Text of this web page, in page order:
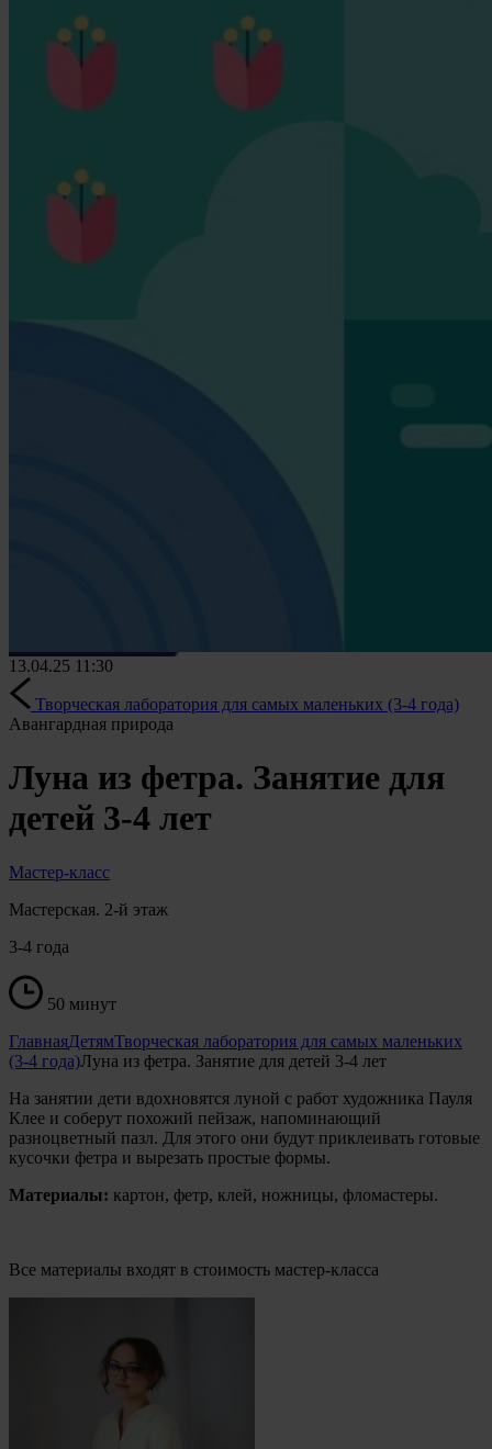
13.04.25 11:30
Творческая лаборатория для самых маленьких (3-4 года)
Авангардная природа
Луна из фетра. Занятие для
детей 3-4 лет
Мастер-класс
Мастерская. 2-й этаж
3-4 года
50 минут
ГлавнаяДетямТворческая лаборатория для самых маленьких
(3-4 года)Луна из фетра. Занятие для детей 3-4 лет
На занятии дети вдохновятся луной с работ художника Пауля
Клее и соберут похожий пейзаж, напоминающий
разноцветный пазл. Для этого они будут приклеивать готовые
кусочки фетра и вырезать простые формы.
Материалы: картон, фетр, клей, ножницы, фломастеры.
Все материалы входят в стоимость мастер-класса